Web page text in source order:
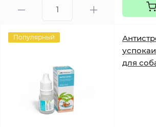
Популярный
для